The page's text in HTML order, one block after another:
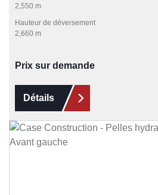
2,550 m
Hauteur de déversement
2,660 m
Prix sur demande
Détails